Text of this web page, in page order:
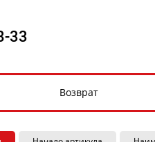
33
Возврат